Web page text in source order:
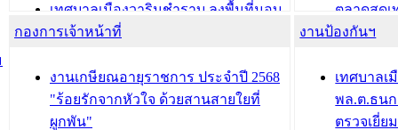
เทศบาลเมืองวารินชำราบ ลงพื้นที่มอบ
น้ำดื่มแก่ผู้พักอาศัย ณ ศูนย์พักพิง
กองสวัสดิการสังคม เทศบาลเมือง
วารินชำราบ จัดโครงการอบรมอาชีพ
ระยะสั้น ประจำปี 2568 (หลักสูตรการ
ตลาดสดเ
วารินชำร
ถนนแก่เ
เด็กเล็ก
เทศบาลเ
กองการเจ้าหน้าที่
งานเกษียณอายุราชการ ประจำปี 2568
"ร้อยรักจากหัวใจ ด้วยสานสายใยที่
ผูกพัน"
งานป้องกันฯ
เทศบาลเ
พล.ต.ธน
ตรวจเยี่ย